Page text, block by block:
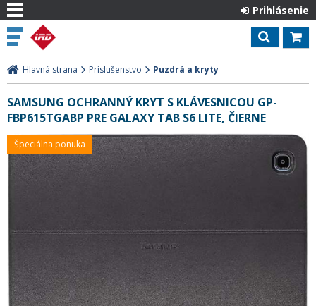
Prihlásenie
Hlavná strana Príslušenstvo Puzdrá a kryty
SAMSUNG OCHRANNÝ KRYT S KLÁVESNICOU GP-
FBP615TGABP PRE GALAXY TAB S6 LITE, ČIERNE
Špeciálna ponuka